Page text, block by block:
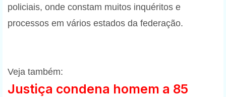
policiais, onde constam muitos inquéritos e
processos em vários estados da federação.
Veja também:
Justiça condena homem a 85